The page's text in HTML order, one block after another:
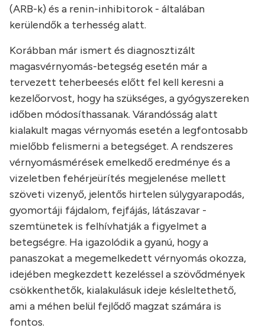
(ARB-k) és a renin-inhibitorok - általában
kerülendők a terhesség alatt.
Korábban már ismert és diagnosztizált
magasvérnyomás-betegség esetén már a
tervezett teherbeesés előtt fel kell keresni a
kezelőorvost, hogy ha szükséges, a gyógyszereken
időben módosíthassanak. Várandósság alatt
kialakult magas vérnyomás esetén a legfontosabb
mielőbb felismerni a betegséget. A rendszeres
vérnyomásmérések emelkedő eredménye és a
vizeletben fehérjeürítés megjelenése mellett
szöveti vizenyő, jelentős hirtelen súlygyarapodás,
gyomortáji fájdalom, fejfájás, látászavar -
szemtünetek is felhívhatják a figyelmet a
betegségre. Ha igazolódik a gyanú, hogy a
panaszokat a megemelkedett vérnyomás okozza,
idejében megkezdett kezeléssel a szövődmények
csökkenthetők, kialakulásuk ideje késleltethető,
ami a méhen belül fejlődő magzat számára is
fontos.